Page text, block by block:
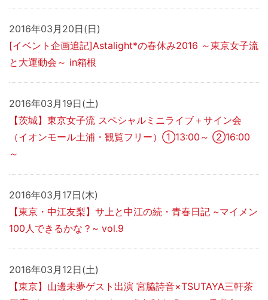
2016年03月20日(日)
[イベント企画追記]Astalight*の春休み2016 ～東京女子流
と大運動会～ in箱根
2016年03月19日(土)
【茨城】東京女子流 スペシャルミニライブ＋サイン会
（イオンモール土浦・観覧フリー）①13:00～ ②16:00
～
2016年03月17日(木)
【東京・中江友梨】サ上と中江の続・青春日記 ~マイメン
100人できるかな？~ vol.9
2016年03月12日(土)
【東京】山邊未夢ゲスト出演 宮脇詩音×TSUTAYA三軒茶